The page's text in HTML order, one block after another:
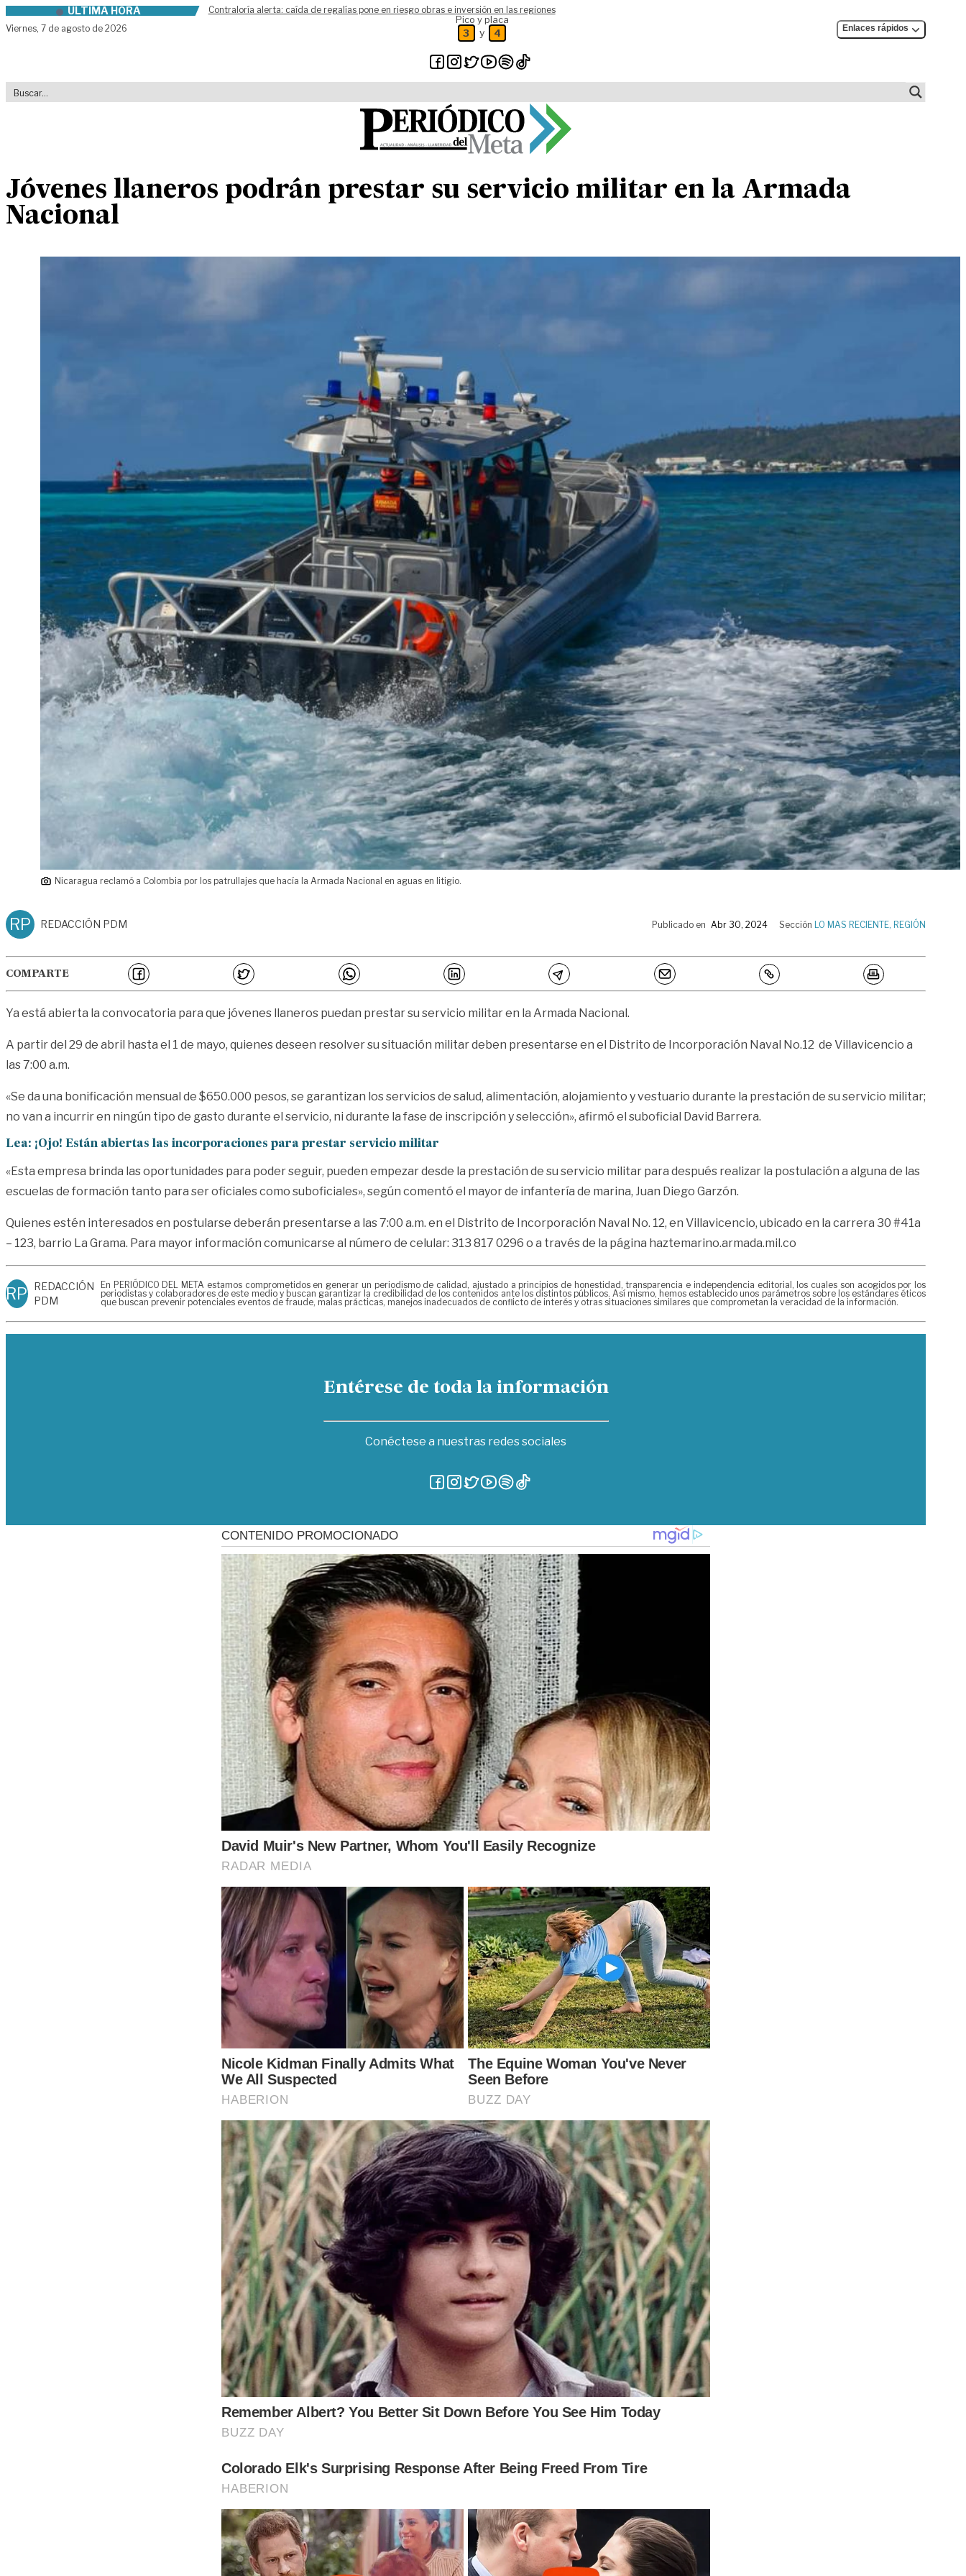
Skip to contentÚLTIMA HORA
Contraloría alerta: caída de regalías pone en riesgo obras e inversión en las regiones
Viernes, 7 de agosto de 2026
Pico y placa
3 y 4 Enlaces rápidos
Jóvenes llaneros podrán prestar su servicio militar en la Armada
Nacional
Nicaragua reclamó a Colombia por los patrullajes que hacía la Armada Nacional en aguas en litigio.
RP REDACCIÓN PDM Publicado en Abr 30, 2024 Sección LO MAS RECIENTE, REGIÓN
COMPARTE
Ya está abierta la convocatoria para que jóvenes llaneros puedan prestar su servicio militar en la Armada Nacional.
A partir del 29 de abril hasta el 1 de mayo, quienes deseen resolver su situación militar deben presentarse en el Distrito de Incorporación Naval No.12 de Villavicencio a
las 7:00 a.m.
«Se da una bonificación mensual de $650.000 pesos, se garantizan los servicios de salud, alimentación, alojamiento y vestuario durante la prestación de su servicio militar;
no van a incurrir en ningún tipo de gasto durante el servicio, ni durante la fase de inscripción y selección», afirmó el suboficial David Barrera.
Lea: ¡Ojo! Están abiertas las incorporaciones para prestar servicio militar
«Esta empresa brinda las oportunidades para poder seguir, pueden empezar desde la prestación de su servicio militar para después realizar la postulación a alguna de las
escuelas de formación tanto para ser oficiales como suboficiales», según comentó el mayor de infantería de marina, Juan Diego Garzón.
Quienes estén interesados en postularse deberán presentarse a las 7:00 a.m. en el Distrito de Incorporación Naval No. 12, en Villavicencio, ubicado en la carrera 30 #41a
– 123, barrio La Grama. Para mayor información comunicarse al número de celular: 313 817 0296 o a través de la página haztemarino.armada.mil.co
RP REDACCIÓN
PDM
En PERIÓDICO DEL META estamos comprometidos en generar un periodismo de calidad, ajustado a principios de honestidad, transparencia e independencia editorial, los cuales son acogidos por los
periodistas y colaboradores de este medio y buscan garantizar la credibilidad de los contenidos ante los distintos públicos. Así mismo, hemos establecido unos parámetros sobre los estándares éticos
que buscan prevenir potenciales eventos de fraude, malas prácticas, manejos inadecuados de conflicto de interés y otras situaciones similares que comprometan la veracidad de la información.
Entérese de toda la información
Conéctese a nuestras redes sociales